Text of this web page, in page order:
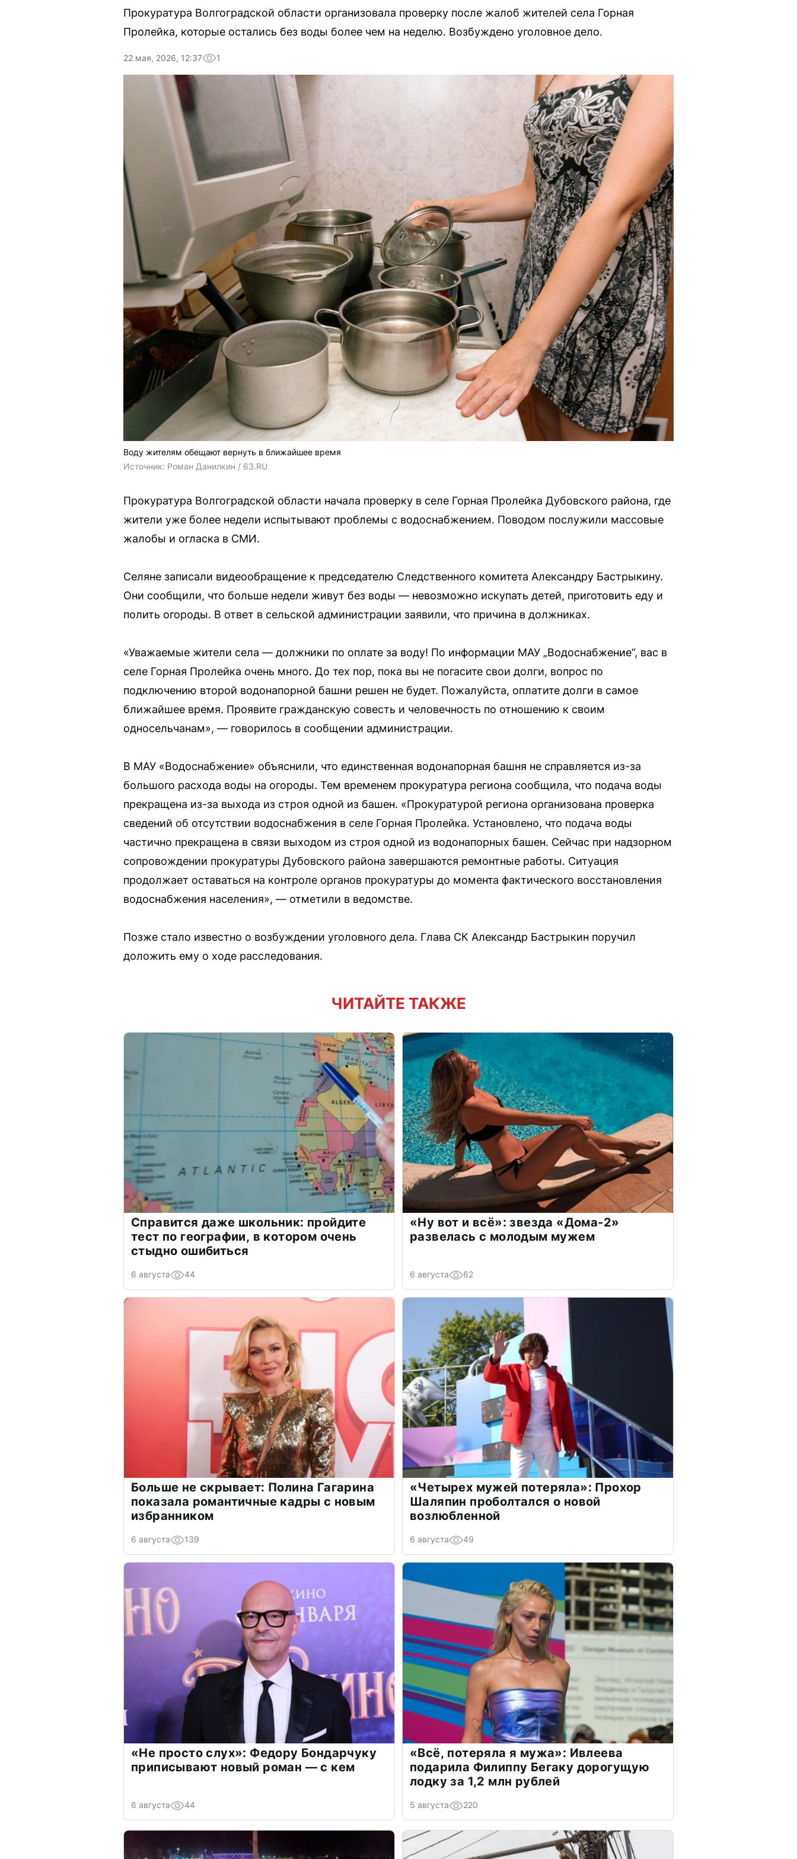
Прокуратура Волгоградской области организовала проверку после жалоб жителей села Горная
Пролейка, которые остались без воды более чем на неделю. Возбуждено уголовное дело.
22 мая, 2026, 12:37 1
Воду жителям обещают вернуть в ближайшее время
Источник: Роман Данилкин / 63.RU
Прокуратура Волгоградской области начала проверку в селе Горная Пролейка Дубовского района, где
жители уже более недели испытывают проблемы с водоснабжением. Поводом послужили массовые
жалобы и огласка в СМИ.
Селяне записали видеообращение к председателю Следственного комитета Александру Бастрыкину.
Они сообщили, что больше недели живут без воды — невозможно искупать детей, приготовить еду и
полить огороды. В ответ в сельской администрации заявили, что причина в должниках.
«Уважаемые жители села — должники по оплате за воду! По информации МАУ „Водоснабжение“, вас в
селе Горная Пролейка очень много. До тех пор, пока вы не погасите свои долги, вопрос по
подключению второй водонапорной башни решен не будет. Пожалуйста, оплатите долги в самое
ближайшее время. Проявите гражданскую совесть и человечность по отношению к своим
односельчанам», — говорилось в сообщении администрации.
В МАУ «Водоснабжение» объяснили, что единственная водонапорная башня не справляется из-за
большого расхода воды на огороды. Тем временем прокуратура региона сообщила, что подача воды
прекращена из-за выхода из строя одной из башен. «Прокуратурой региона организована проверка
сведений об отсутствии водоснабжения в селе Горная Пролейка. Установлено, что подача воды
частично прекращена в связи выходом из строя одной из водонапорных башен. Сейчас при надзорном
сопровождении прокуратуры Дубовского района завершаются ремонтные работы. Ситуация
продолжает оставаться на контроле органов прокуратуры до момента фактического восстановления
водоснабжения населения», — отметили в ведомстве.
Позже стало известно о возбуждении уголовного дела. Глава СК Александр Бастрыкин поручил
доложить ему о ходе расследования.
ЧИТАЙТЕ ТАКЖЕ
Справится даже школьник: пройдите
тест по географии, в котором очень
стыдно ошибиться
6 августа 44
«Ну вот и всё»: звезда «Дома-2»
развелась с молодым мужем
6 августа 62
Больше не скрывает: Полина Гагарина
показала романтичные кадры с новым
избранником
6 августа 139
«Четырех мужей потеряла»: Прохор
Шаляпин проболтался о новой
возлюбленной
6 августа 49
«Не просто слух»: Федору Бондарчуку
приписывают новый роман — с кем
6 августа 44
«Всё, потеряла я мужа»: Ивлеева
подарила Филиппу Бегаку дорогущую
лодку за 1,2 млн рублей
5 августа 220